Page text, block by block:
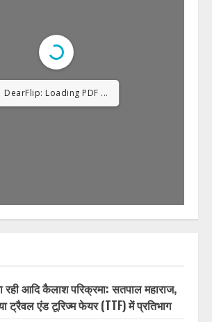
DearFlip: Loading PDF
12% ...
रही आदि कैलाश परिक्रमा: सतपाल महाराज,
ट्रैवल एंड टूरिज्म फेयर (TTF) में प्रतिभाग